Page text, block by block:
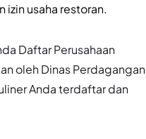
usaha restoran.
Daftar Perusahaan
oleh Dinas Perdagangan
Anda terdaftar dan